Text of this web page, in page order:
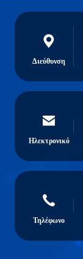
Διεύθυνση
Ηλεκτρονικό
Τηλέφωνο